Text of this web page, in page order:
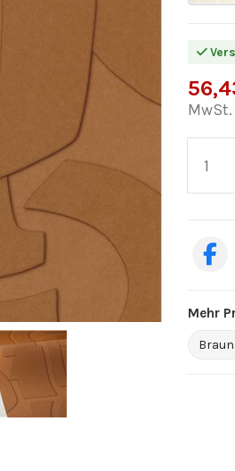
Mehr
Braun